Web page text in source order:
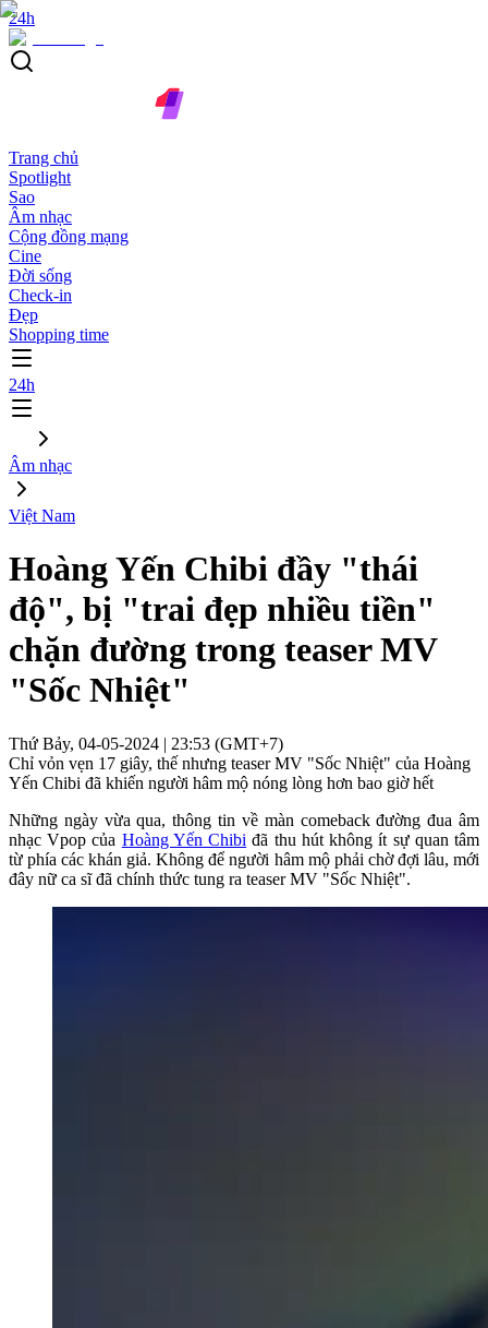
24h
Trang chủ
Spotlight
Sao
Âm nhạc
Cộng đồng mạng
Cine
Đời sống
Check-in
Đẹp
Shopping time
24h
Âm nhạc
Việt Nam
Hoàng Yến Chibi đầy "thái
độ", bị "trai đẹp nhiều tiền"
chặn đường trong teaser MV
"Sốc Nhiệt"
Thứ Bảy, 04-05-2024 | 23:53 (GMT+7)
Chỉ vỏn vẹn 17 giây, thế nhưng teaser MV "Sốc Nhiệt" của Hoàng
Yến Chibi đã khiến người hâm mộ nóng lòng hơn bao giờ hết
Những ngày vừa qua, thông tin về màn comeback đường đua âm
nhạc Vpop của Hoàng Yến Chibi đã thu hút không ít sự quan tâm
từ phía các khán giả. Không để người hâm mộ phải chờ đợi lâu, mới
đây nữ ca sĩ đã chính thức tung ra teaser MV "Sốc Nhiệt".